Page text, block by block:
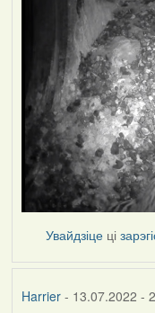
Увайдзіце ці
Harrier- 13.07.2022 -